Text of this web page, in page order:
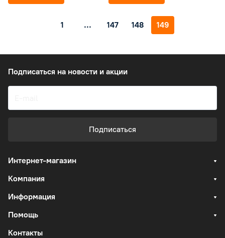
1 ... 147 148 149
Подписаться на новости и акции
Подписаться
Интернет-магазин
Компания
Информация
Помощь
Контакты